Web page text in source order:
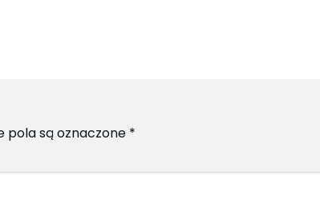
pola są oznaczone *